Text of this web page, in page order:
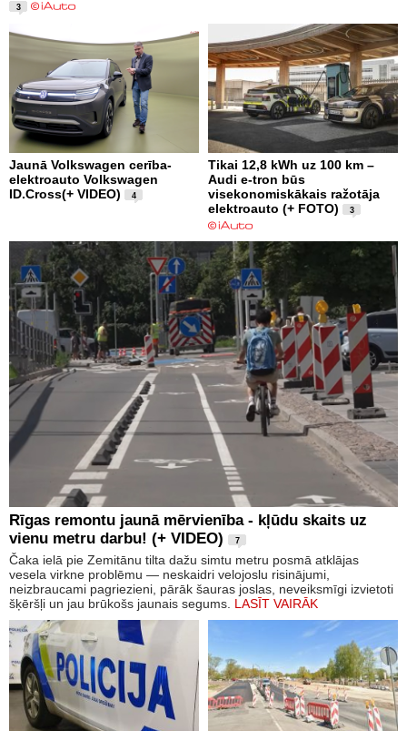
3
Jaunā Volkswagen cerība-
elektroauto Volkswagen
ID.Cross(+ VIDEO)
4
Tikai 12,8 kWh uz 100 km –
Audi e-tron būs
visekonomiskākais ražotāja
elektroauto (+ FOTO)
3
Rīgas remontu jaunā mērvienība - kļūdu skaits uz
vienu metru darbu! (+ VIDEO)
7
Čaka ielā pie Zemitānu tilta dažu simtu metru posmā atklājas
vesela virkne problēmu — neskaidri velojoslu risinājumi,
neizbraucami pagriezieni, pārāk šauras joslas, neveiksmīgi izvietoti
šķēršļi un jau brūkošs jaunais segums. LASĪT VAIRĀK